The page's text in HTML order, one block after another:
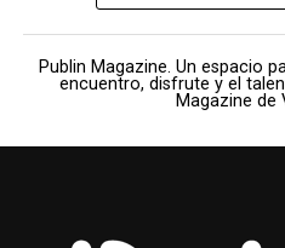
Publin Magazine. Un espacio
encuentro, disfrute y el
Magazine de